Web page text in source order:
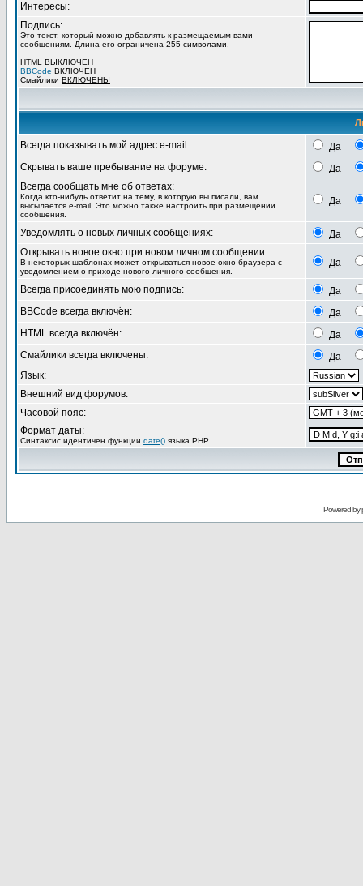
Интересы:
Подпись:
Это текст, который можно добавлять к размещаемым вами
сообщениям. Длина его ограничена 255 символами.
HTML ВЫКЛЮЧЕН
BBCode ВКЛЮЧЕН
Смайлики ВКЛЮЧЕНЫ
Всегда показывать мой адрес e-mail:
Да
Скрывать ваше пребывание на форуме:
Да
Всегда сообщать мне об ответах:
Когда кто-нибудь ответит на тему, в которую вы писали, вам
высылается e-mail. Это можно также настроить при размещении
сообщения.
Да
Уведомлять о новых личных сообщениях:
Да
Открывать новое окно при новом личном сообщении:
В некоторых шаблонах может открываться новое окно браузера с
уведомлением о приходе нового личного сообщения.
Да
Всегда присоединять мою подпись:
Да
BBCode всегда включён:
Да
HTML всегда включён:
Да
Смайлики всегда включены:
Да
Язык:
Внешний вид форумов:
Часовой пояс:
Формат даты:
Синтаксис идентичен функции date() языка PHP
Powered by